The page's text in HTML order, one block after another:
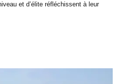
et d’élite réfléchissent à leur